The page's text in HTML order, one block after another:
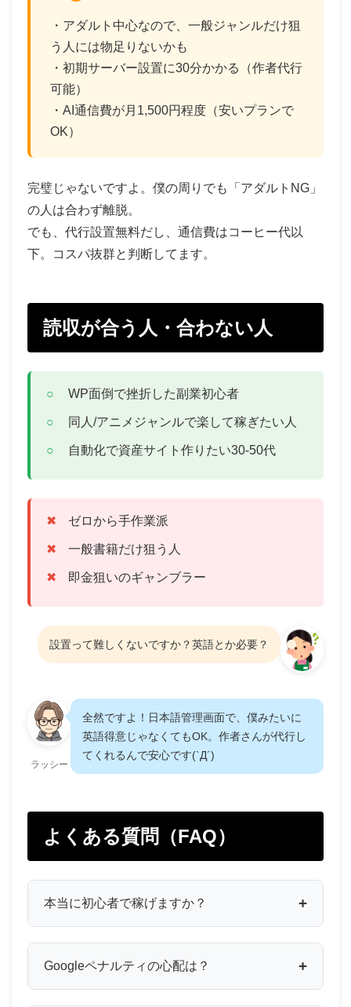
・アダルト中心なので、一般ジャンルだけ狙
う人には物足りないかも
・初期サーバー設置に30分かかる（作者代行
可能）
・AI通信費が月1,500円程度（安いプランで
OK）
完璧じゃないですよ。僕の周りでも「アダルトNG」
の人は合わず離脱。
でも、代行設置無料だし、通信費はコーヒー代以
下。コスパ抜群と判断してます。
読収が合う人・合わない人
WP面倒で挫折した副業初心者
同人/アニメジャンルで楽して稼ぎたい人
自動化で資産サイト作りたい30-50代
ゼロから手作業派
一般書籍だけ狙う人
即金狙いのギャンブラー
設置って難しくないですか？英語とか必要？
ラッシー
全然ですよ！日本語管理画面で、僕みたいに
英語得意じゃなくてもOK。作者さんが代行し
てくれるんで安心です(`Д´)ゞ
よくある質問（FAQ）
本当に初心者で稼げますか？
Googleペナルティの心配は？